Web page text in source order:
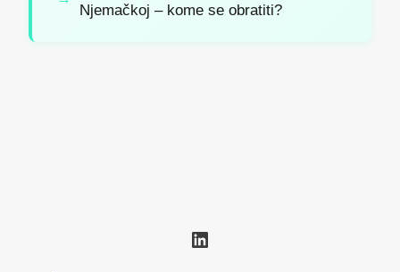
Njemačkoj – kome se obratiti?
LinkedIn